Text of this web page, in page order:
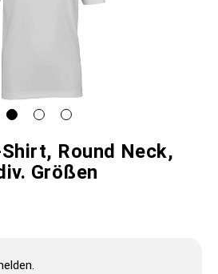
Round Neck,
Größen